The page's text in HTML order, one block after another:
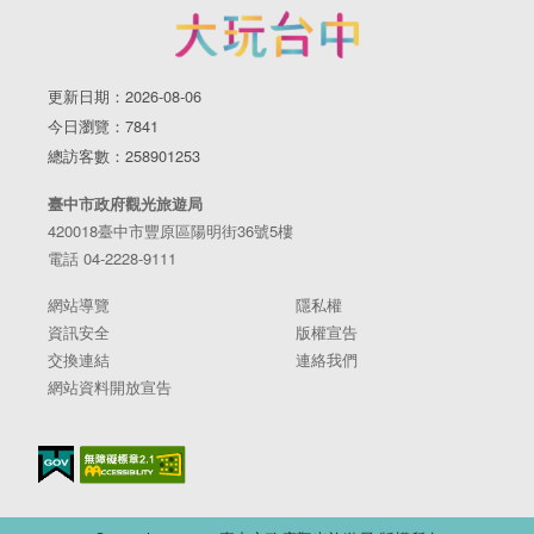
更新日期：2026-08-06
今日瀏覽：7841
總訪客數：258901253
臺中市政府觀光旅遊局
420018臺中市豐原區陽明街36號5樓
電話 04-2228-9111
網站導覽
隱私權
資訊安全
版權宣告
交換連結
連絡我們
網站資料開放宣告